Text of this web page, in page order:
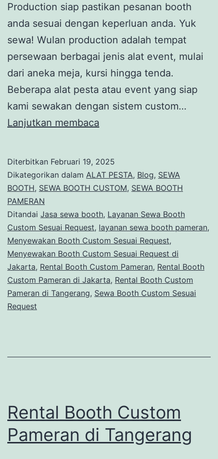
Production siap pastikan pesanan booth
anda sesuai dengan keperluan anda. Yuk
sewa! Wulan production adalah tempat
persewaan berbagai jenis alat event, mulai
dari aneka meja, kursi hingga tenda.
Beberapa alat pesta atau event yang siap
kami sewakan dengan sistem custom…
Lanjutkan membaca
Sesuai
Request
Jakarta
Diterbitkan Februari 19, 2025
Dikategorikan dalam ALAT PESTA, Blog, SEWA
BOOTH, SEWA BOOTH CUSTOM, SEWA BOOTH
PAMERAN
Ditandai Jasa sewa booth, Layanan Sewa Booth
Custom Sesuai Request, layanan sewa booth pameran,
Menyewakan Booth Custom Sesuai Request,
Menyewakan Booth Custom Sesuai Request di
Jakarta, Rental Booth Custom Pameran, Rental Booth
Custom Pameran di Jakarta, Rental Booth Custom
Pameran di Tangerang, Sewa Booth Custom Sesuai
Request
Rental Booth Custom
Pameran di Tangerang